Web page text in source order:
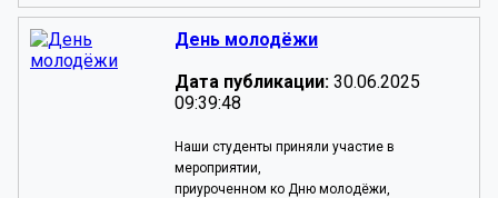
День молодёжи
Дата публикации: 30.06.2025
09:39:48
Наши студенты приняли участие в
мероприятии,
приуроченном ко Дню молодёжи,